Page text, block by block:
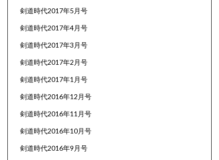
剣道時代2017年5月号
剣道時代2017年4月号
剣道時代2017年3月号
剣道時代2017年2月号
剣道時代2017年1月号
剣道時代2016年12月号
剣道時代2016年11月号
剣道時代2016年10月号
剣道時代2016年9月号